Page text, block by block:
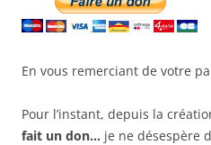
En vous remerciant de votre
Pour l’instant, depuis la
fait un don… je ne désespère